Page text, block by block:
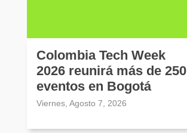
Colombia Tech Week
2026 reunirá más de 250
eventos en Bogotá
Viernes, Agosto 7, 2026